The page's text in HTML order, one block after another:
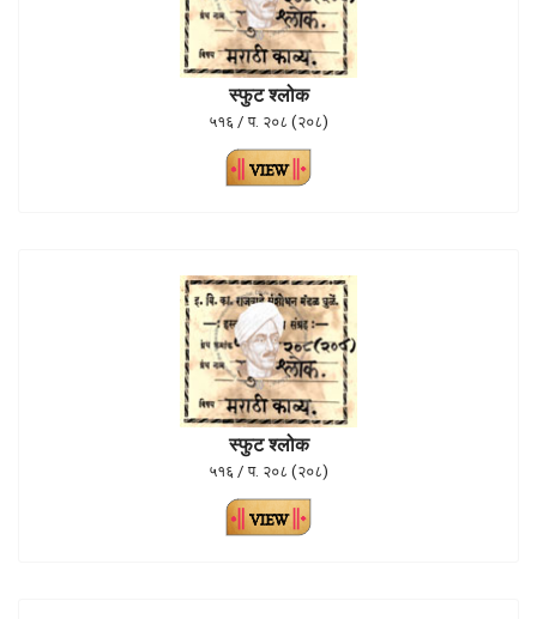
स्फुट श्लोक
५१६ / प. २०८ (२०८)
स्फुट श्लोक
५१६ / प. २०८ (२०८)